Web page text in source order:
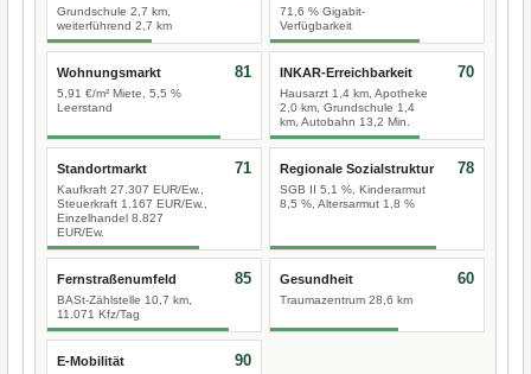
Grundschule 2,7 km,
weiterführend 2,7 km
71,6 % Gigabit-
Verfügbarkeit
Wohnungsmarkt
5,91 €/m² Miete, 5,5 %
Leerstand
81 INKAR-Erreichbarkeit
Hausarzt 1,4 km, Apotheke
2,0 km, Grundschule 1,4
km, Autobahn 13,2 Min.
70
Standortmarkt
Kaufkraft 27.307 EUR/Ew.,
Steuerkraft 1.167 EUR/Ew.,
Einzelhandel 8.827
EUR/Ew.
71 Regionale Sozialstruktur
SGB II 5,1 %, Kinderarmut
8,5 %, Altersarmut 1,8 %
78
Fernstraßenumfeld
BASt-Zählstelle 10,7 km,
11.071 Kfz/Tag
85 Gesundheit
Traumazentrum 28,6 km
60
E-Mobilität 90